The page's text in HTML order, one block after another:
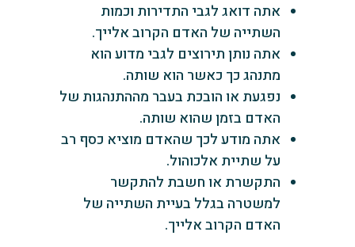
אתה דואג לגבי התדירות וכמות
השתייה של האדם הקרוב אלייך.
אתה נותן תירוצים לגבי מדוע הוא
מתנהג כך כאשר הוא שותה.
נפגעת או הובכת בעבר מההתנהגות של
האדם בזמן שהוא שותה.
אתה מודע לכך שהאדם מוציא כסף רב
על שתיית אלכוהול.
התקשרת או חשבת להתקשר
למשטרה בגלל בעיית השתייה של
האדם הקרוב אלייך.